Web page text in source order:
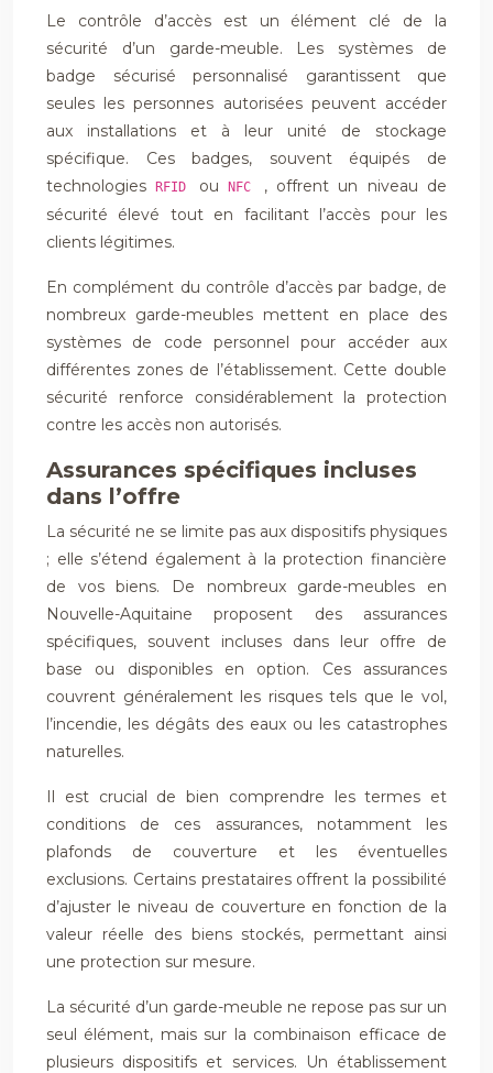
Le contrôle d’accès est un élément clé de la
sécurité d’un garde-meuble. Les systèmes de
badge sécurisé personnalisé garantissent que
seules les personnes autorisées peuvent accéder
aux installations et à leur unité de stockage
spécifique. Ces badges, souvent équipés de
technologiesRFID ouNFC
, offrent un niveau de
sécurité élevé tout en facilitant l’accès pour les
clients légitimes.
En complément du contrôle d’accès par badge, de
nombreux garde-meubles mettent en place des
systèmes de code personnel pour accéder aux
différentes zones de l’établissement. Cette double
sécurité renforce considérablement la protection
contre les accès non autorisés.
Assurances spécifiques incluses
dans l’offre
La sécurité ne se limite pas aux dispositifs physiques
; elle s’étend également à la protection financière
de vos biens. De nombreux garde-meubles en
Nouvelle-Aquitaine proposent des assurances
spécifiques, souvent incluses dans leur offre de
base ou disponibles en option. Ces assurances
couvrent généralement les risques tels que le vol,
l’incendie, les dégâts des eaux ou les catastrophes
naturelles.
Il est crucial de bien comprendre les termes et
conditions de ces assurances, notamment les
plafonds de couverture et les éventuelles
exclusions. Certains prestataires offrent la possibilité
d’ajuster le niveau de couverture en fonction de la
valeur réelle des biens stockés, permettant ainsi
une protection sur mesure.
La sécurité d’un garde-meuble ne repose pas sur un
seul élément, mais sur la combinaison efficace de
plusieurs dispositifs et services. Un établissement